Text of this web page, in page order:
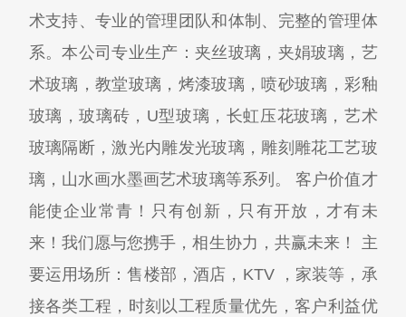
术支持、专业的管理团队和体制、完整的管理体
系。本公司专业生产：夹丝玻璃，夹娟玻璃，艺
术玻璃，教堂玻璃，烤漆玻璃，喷砂玻璃，彩釉
玻璃，玻璃砖，U型玻璃，长虹压花玻璃，艺术
玻璃隔断，激光内雕发光玻璃，雕刻雕花工艺玻
璃，山水画水墨画艺术玻璃等系列。 客户价值才
能使企业常青！只有创新，只有开放，才有未
来！我们愿与您携手，相生协力，共赢未来！ 主
要运用场所：售楼部，酒店，KTV ，家装等，承
接各类工程，时刻以工程质量优先，客户利益优